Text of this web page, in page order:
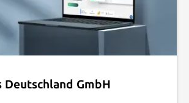
Deutschland GmbH